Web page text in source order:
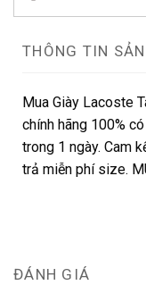
THÔNG TIN
Mua Giày Lacoste
chính hãng 100%
trong 1 ngày. Cam
trả miễn phí size.
ĐÁNH GIÁ